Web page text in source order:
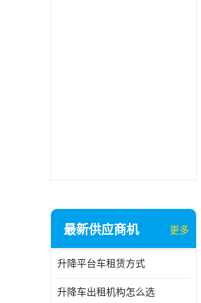
最新供应商机 更多
升降平台车租赁方式
升降车出租机构怎么选